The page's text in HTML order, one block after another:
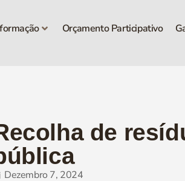
Orçamento Participativo
de
Dezembro 7, 2024